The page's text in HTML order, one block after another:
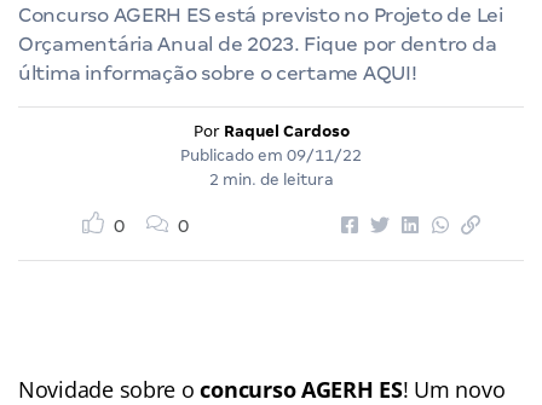
Concurso AGERH ES está previsto no Projeto de Lei
Orçamentária Anual de 2023. Fique por dentro da
última informação sobre o certame AQUI!
Por Raquel Cardoso
Publicado em 09/11/22
2 min. de leitura
0 0
Novidade sobre oconcurso AGERH ES! Um novo